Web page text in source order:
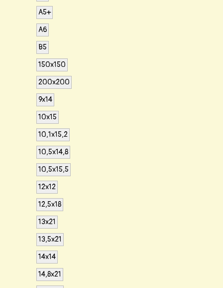
A5+
А6
B5
150х150
200х200
9x14
10x15
10,1x15,2
10,5x14,8
10,5x15,5
12x12
12,5x18
13x21
13,5x21
14x14
14,8x21